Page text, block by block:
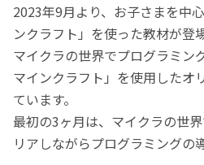
2023年9月より、お子さまを中
ンクラフト」を使った教材が登
マイクラの世界でプログラミン
マインクラフト」を使用したオ
ています。
最初の3ヶ月は、マイクラの世
リアしながらプログラミングの